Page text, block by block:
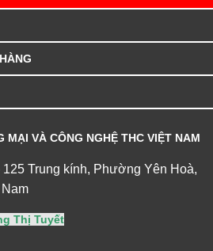
MẠI VÀ CÔNG NGHỆ THC VIỆT NAM
Trung kính, Phường Yên Hoà,
Thị Tuyết